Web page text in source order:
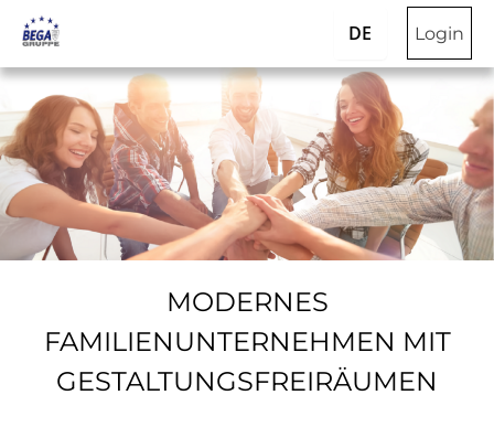
DE Login
MODERNES
FAMILIENUNTERNEHMEN MIT
GESTALTUNGSFREIRÄUMEN